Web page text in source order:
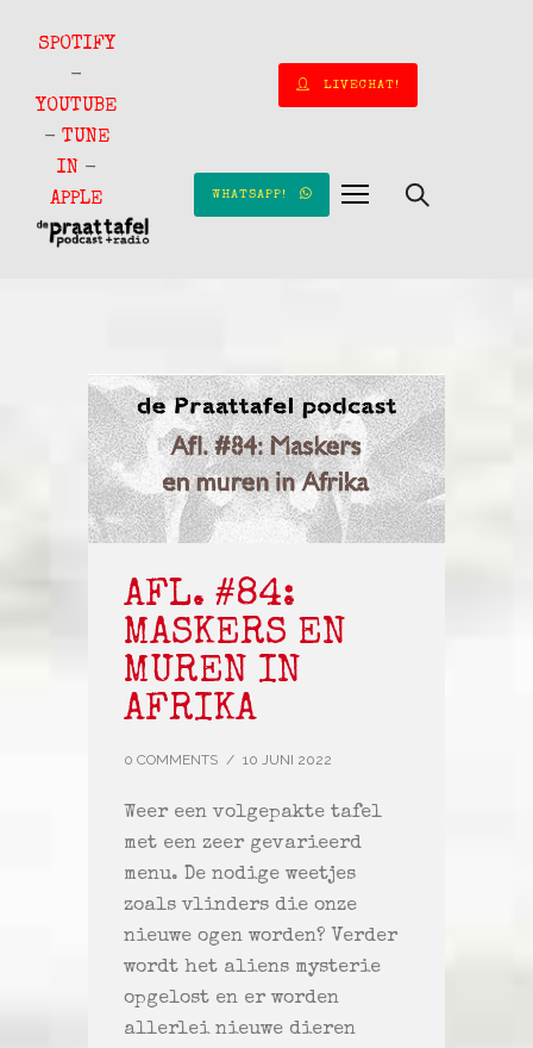
SPOTIFY
-
YOUTUBE
- TUNE
IN -
APPLE
LIVECHAT!
WHATSAPP!
AFL. #84:
MASKERS EN
MUREN IN
AFRIKA
0 COMMENTS / 10 JUNI 2022
Weer een volgepakte tafel
met een zeer gevarieerd
menu. De nodige weetjes
zoals vlinders die onze
nieuwe ogen worden? Verder
wordt het aliens mysterie
opgelost en er worden
allerlei nieuwe dieren